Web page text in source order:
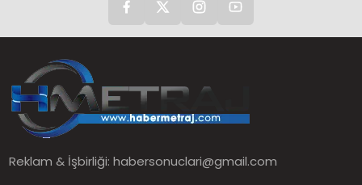
Reklam & İşbirliği:habersonuclari@gmail.com